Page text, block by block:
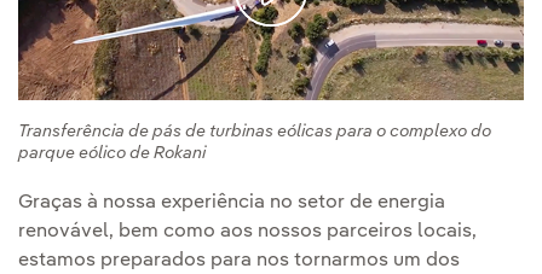
Transferência de pás de turbinas eólicas para o complexo do
parque eólico de Rokani
Graças à nossa experiência no setor de energia
renovável, bem como aos nossos parceiros locais,
estamos preparados para nos tornarmos um dos